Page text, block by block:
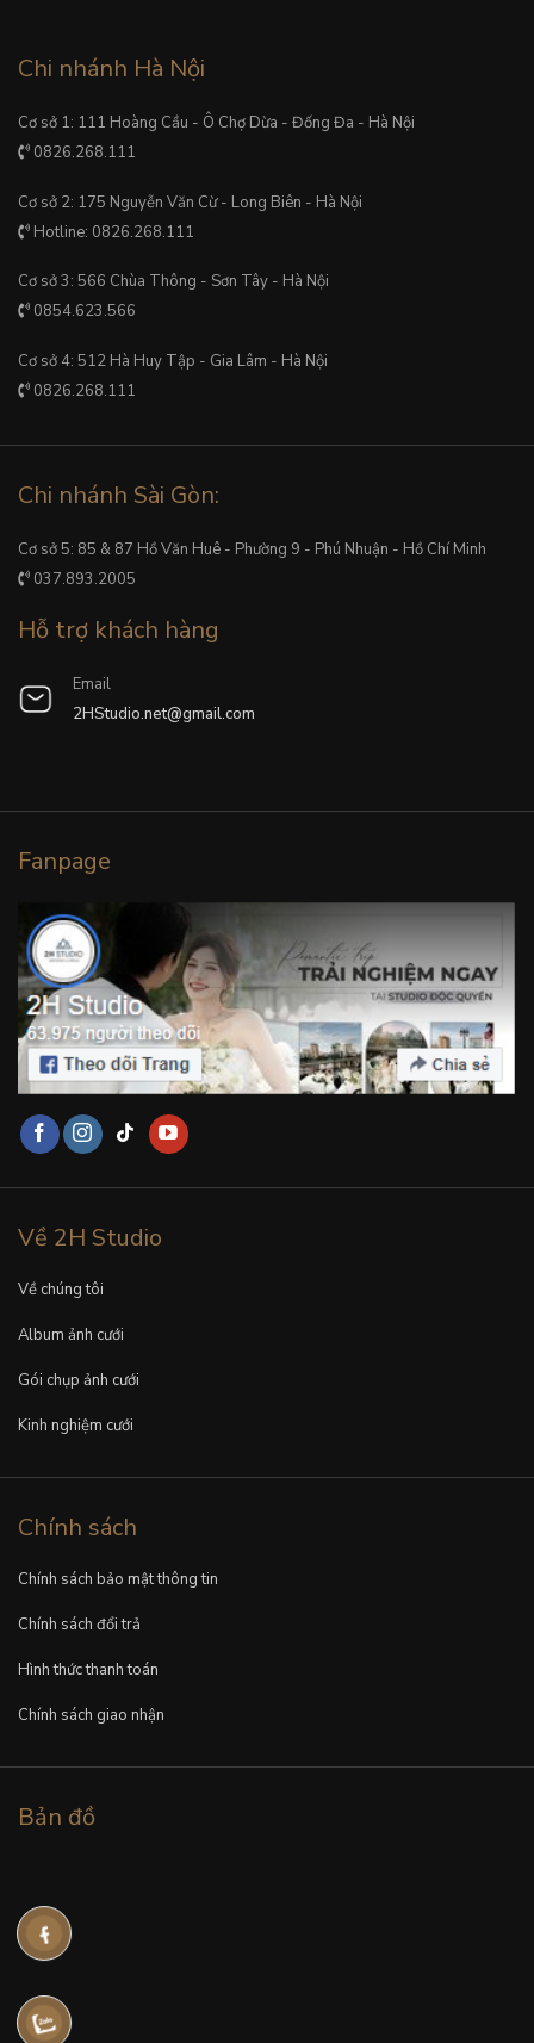
Chi nhánh Hà Nội
Cơ sở 1: 111 Hoàng Cầu - Ô Chợ Dừa - Đống Đa - Hà Nội
0826.268.111
Cơ sở 2: 175 Nguyễn Văn Cừ - Long Biên - Hà Nội
Hotline: 0826.268.111
Cơ sở 3: 566 Chùa Thông - Sơn Tây - Hà Nội
0854.623.566
Cơ sở 4: 512 Hà Huy Tập - Gia Lâm - Hà Nội
0826.268.111
Chi nhánh Sài Gòn:
Cơ sở 5: 85 & 87 Hồ Văn Huê - Phường 9 - Phú Nhuận - Hồ Chí Minh
037.893.2005
Hỗ trợ khách hàng
Email
2HStudio.net@gmail.com
Fanpage
Về 2H Studio
Về chúng tôi
Album ảnh cưới
Gói chụp ảnh cưới
Kinh nghiệm cưới
Chính sách
Chính sách bảo mật thông tin
Chính sách đổi trả
Hình thức thanh toán
Chính sách giao nhận
Bản đồ